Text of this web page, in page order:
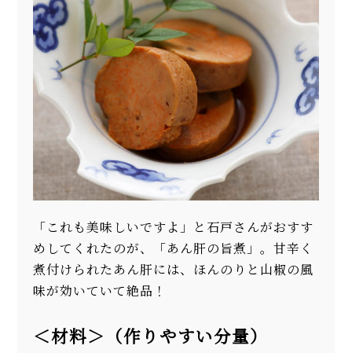
「これも美味しいですよ」と石戸さんがおすす
めしてくれたのが、「あん肝の旨煮」。甘辛く
煮付けられたあん肝には、ほんのりと山椒の風
味が効いていて絶品！
＜材料＞（作りやすい分量）